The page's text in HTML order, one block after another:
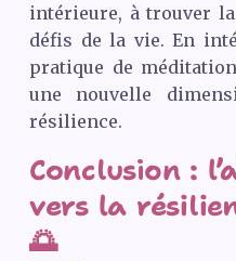
intérieure, à trouver
défis de la vie. En
pratique de
une nouvelle
résilience.
Conclusion :
vers la
🌅